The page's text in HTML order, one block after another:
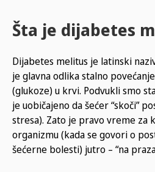
Šta je dijabetes
Dijabetes melitus je latinski
je glavna odlika stalno
(glukoze) u krvi. Podvukli smo
je uobičajeno da šećer “skoči”
stresa). Zato je pravo vreme za
organizmu (kada se govori o
šećerne bolesti) jutro – “na